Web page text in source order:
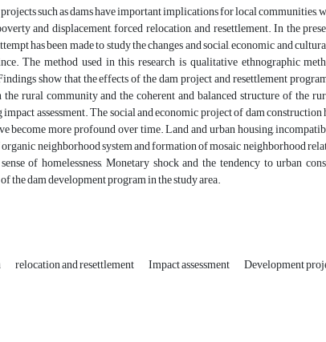
such as dams have important implications for local
and displacement, forced relocation, and resettlement. In the
has been made to study the changes and social, economic and
The method used in this research is qualitative ethnographic
show that the effects of the dam project and resettlement
rural community and the coherent and balanced structure of the
assessment. The social and economic project of dam
become more profound over time. Land and urban housing,
neighborhood system and formation of mosaic neighborhood
of homelessness, Monetary shock and the tendency to urban
the dam development program in the study area.
relocation and resettlement Impact assessment Development